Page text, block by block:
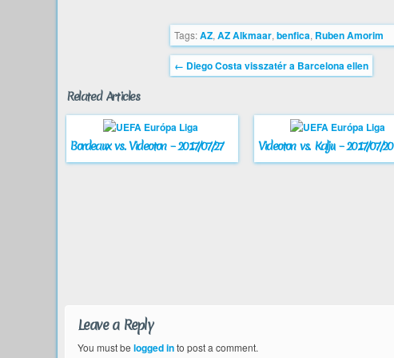
Tags:AZ, AZ Alkmaar, benfica, Ruben Amorim
← Diego Costa visszatér a Barcelona ellen
Related Articles
Bordeaux vs. Videoton – 2017/07/27 Videoton vs. Kalju – 2017/07/20
Leave a Reply
You must be logged into post a comment.